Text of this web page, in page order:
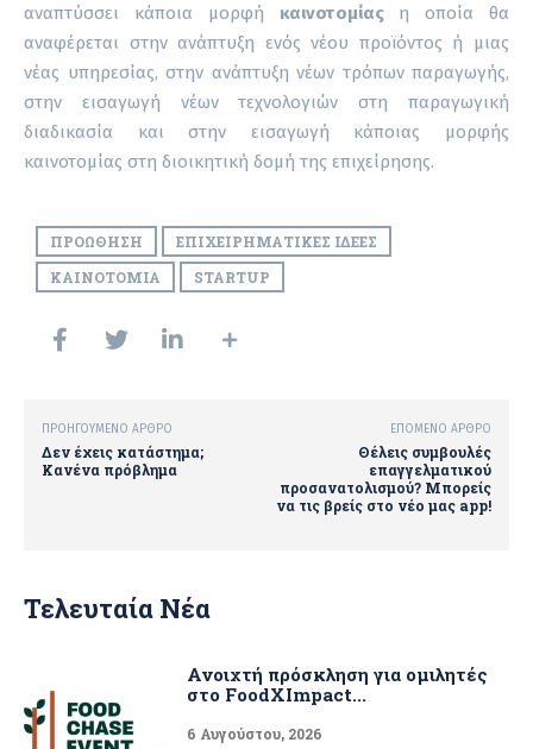
αναπτύσσει κάποια μορφή καινοτομίαςη οποία θα
αναφέρεται στην ανάπτυξη ενός νέου προϊόντος ή μιας
νέας υπηρεσίας, στην ανάπτυξη νέων τρόπων παραγωγής,
στην εισαγωγή νέων τεχνολογιών στη παραγωγική
διαδικασία και στην εισαγωγή κάποιας μορφής
καινοτομίας στη διοικητική δομή της επιχείρησης.
ΠΡΟΏΘΗΣΗ
ΕΠΙΧΕΙΡΗΜΑΤΙΚΈΣ ΙΔΈΕΣ
ΚΑΙΝΟΤΟΜΊΑ
STARTUP
ΠΡΟΗΓΟΎΜΕΝΟ ΆΡΘΡΟ
Δεν έχεις κατάστημα;
Κανένα πρόβλημα
ΕΠΌΜΕΝΟ ΆΡΘΡΟ
Θέλεις συμβουλές
επαγγελματικού
προσανατολισμού? Μπορείς
να τις βρείς στο νέο μας app!
Τελευταία Νέα
Ανοιχτή πρόσκληση για ομιλητές
στο FoodXImpact...
6 Αυγούστου, 2026